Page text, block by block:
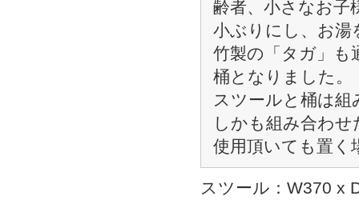
齢者、小さなお子
小ぶりにし、お
竹製の「タガ」も
桶となりました。
スツールと桶は
しかも組み合わ
使用頂いても置く
スツール：W370